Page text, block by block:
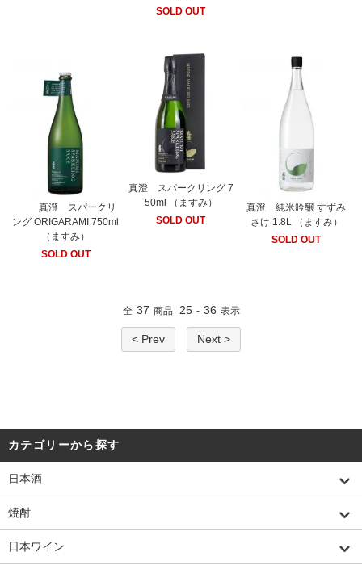
SOLD OUT
真澄 スパークリ
ング ORIGARAMI 750ml
（ますみ）
SOLD OUT
真澄 スパークリング 7
50ml （ますみ）
SOLD OUT
真澄 純米吟醸 すずみ
さけ 1.8L （ますみ）
SOLD OUT
全 37 商品 25 - 36 表示
< Prev Next >
カテゴリーから探す
日本酒
焼酎
日本ワイン